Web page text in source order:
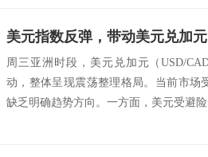
美元指数反弹，带动美元兑加
周三亚洲时段，美元兑加元（USD/
动，整体呈现震荡整理格局。当前市场
缺乏明确趋势方向。一方面，美元受避